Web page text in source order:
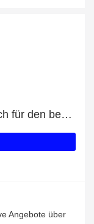
Exklusive Angebote, wenn Sie sich für den bedrop-Newsletter anmelden
Angebote über